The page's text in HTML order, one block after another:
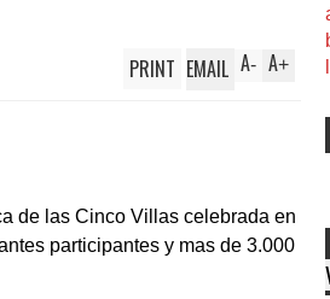
A+
A-
PRINT EMAIL
de las Cinco Villas celebrada en
participantes y mas de 3.000